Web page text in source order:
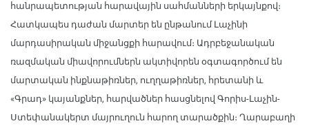
հանրապետության հարավային սահմանների երկայնքով։
Հատկապես դաժան մարտեր են ընթանում Լաչինի
մարդասիրական միջանցքի հարավում։ Ադրբեջանական
ռազմական միավորումներն ակտիվորեն օգտագործում են
մարտական ինքնաթիռներ, ուղղաթիռներ, հրետանի և
«Գրադ» կայանքներ, հարվածներ հասցնելով Գորիս-Լաչին-
Ստեփանակերտ մայրուղուն հարող տարածքին։ Ղարաբաղի